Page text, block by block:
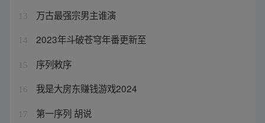
13 万古最强宗男主谁演
14 2023年斗破苍穹年番更新至
15 序列敕序
16 我是大房东赚钱游戏2024
17 第一序列 胡说